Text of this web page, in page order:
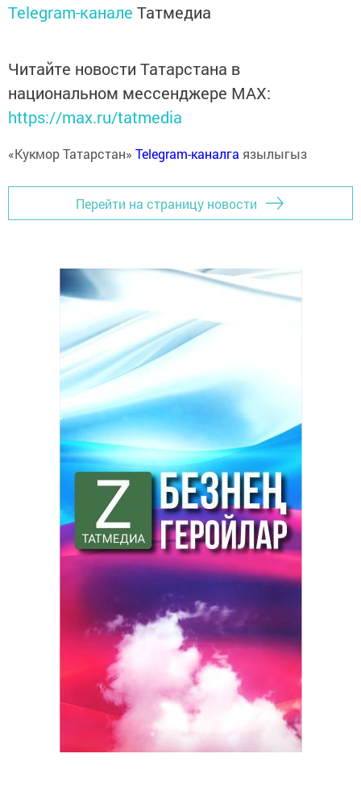
Telegram-канале Татмедиа
Читайте новости Татарстана в
национальном мессенджере MАХ:
https://max.ru/tatmedia
«Кукмор Татарстан» Telegram-каналга язылыгыз
Перейти на страницу новости